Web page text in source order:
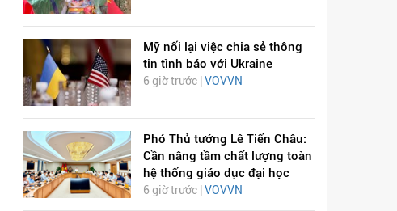
Mỹ nối lại việc chia sẻ thông
tin tình báo với Ukraine
6 giờ trước | VOVVN
Phó Thủ tướng Lê Tiến Châu:
Cần nâng tầm chất lượng toàn
hệ thống giáo dục đại học
6 giờ trước | VOVVN